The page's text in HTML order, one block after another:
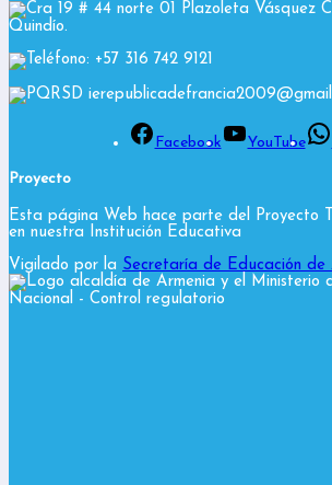
Cra 19 # 44 norte 01 Plazoleta Vásquez
Quindío.
Teléfono: +57 316 742 9121
PQRSD
Facebook YouTube
Proyecto
Esta página Web hace parte del Proyecto
en nuestra Institución Educativa
Vigilado por la Secretaría de Educación de
y el Ministerio
Nacional - Control regulatorio